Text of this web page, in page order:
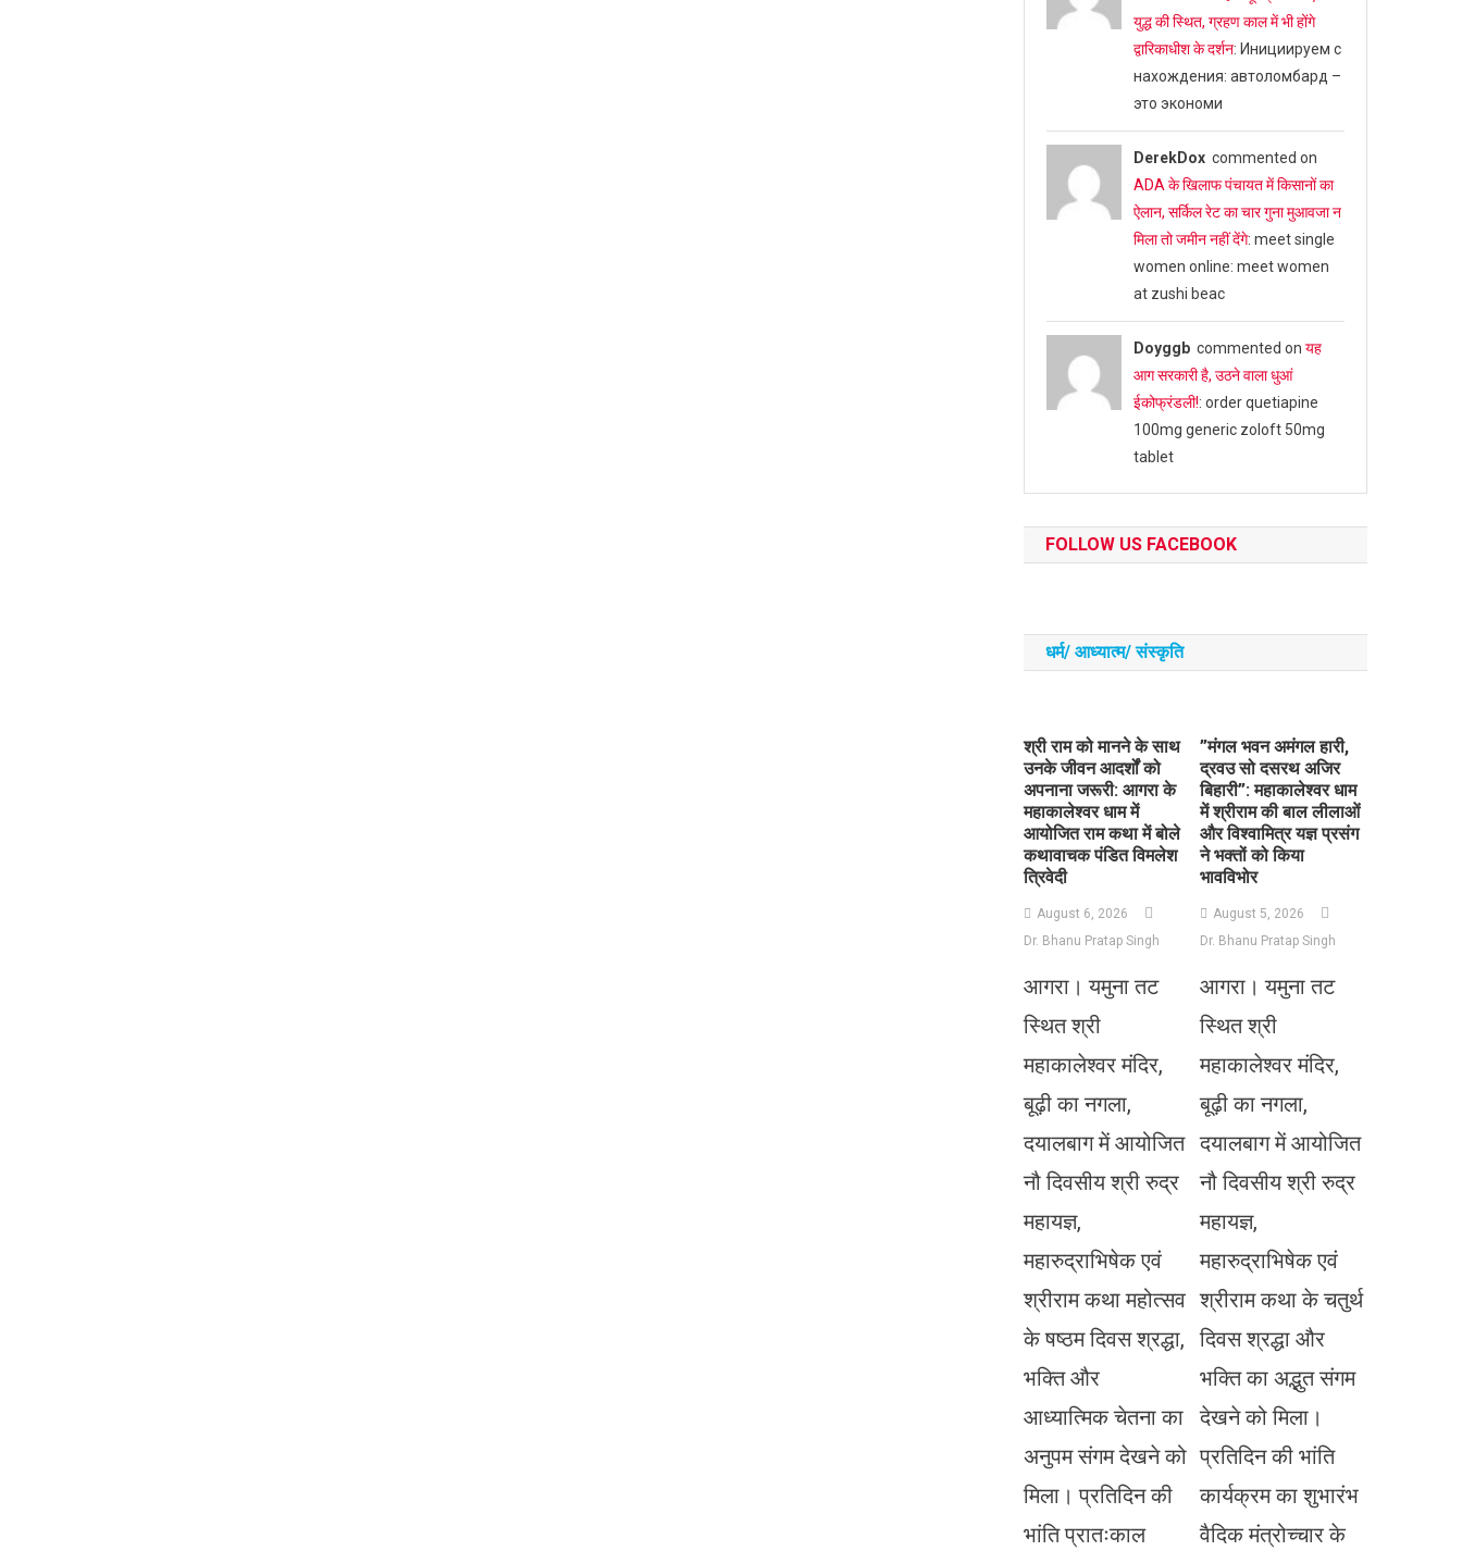
युद्ध की स्थित, ग्रहण काल में भी होंगे
द्वारिकाधीश के दर्शन: Инициируем с
нахождения: автоломбард –
это экономи
DerekDoxcommented on
ADA के खिलाफ पंचायत में किसानों का
ऐलान, सर्किल रेट का चार गुना मुआवजा न
मिला तो जमीन नहीं देंगे: meet single
women online: meet women
at zushi beac
Doyggbcommented on यह
आग सरकारी है, उठने वाला धुआं
ईकोफ्रंडली!: order quetiapine
100mg generic zoloft 50mg
tablet
FOLLOW US FACEBOOK
धर्म/ आध्‍यात्‍म/ संस्‍कृति
​श्री राम को मानने के साथ
उनके जीवन आदर्शों को
अपनाना जरूरी: आगरा के
महाकालेश्वर धाम में
आयोजित राम कथा में बोले
कथावाचक पंडित विमलेश
त्रिवेदी
August 6, 2026
Dr. Bhanu Pratap Singh
आगरा। यमुना तट
स्थित श्री
महाकालेश्वर मंदिर,
बूढ़ी का नगला,
दयालबाग में आयोजित
नौ दिवसीय श्री रुद्र
महायज्ञ,
महारुद्राभिषेक एवं
श्रीराम कथा महोत्सव
के षष्ठम दिवस श्रद्धा,
भक्ति और
आध्यात्मिक चेतना का
अनुपम संगम देखने को
मिला। प्रतिदिन की
भांति प्रातःकाल
​”मंगल भवन अमंगल हारी,
द्रवउ सो दसरथ अजिर
बिहारी”: महाकालेश्वर धाम
में श्रीराम की बाल लीलाओं
और विश्वामित्र यज्ञ प्रसंग
ने भक्तों को किया
भावविभोर
August 5, 2026
Dr. Bhanu Pratap Singh
आगरा। यमुना तट
स्थित श्री
महाकालेश्वर मंदिर,
बूढ़ी का नगला,
दयालबाग में आयोजित
नौ दिवसीय श्री रुद्र
महायज्ञ,
महारुद्राभिषेक एवं
श्रीराम कथा के चतुर्थ
दिवस श्रद्धा और
भक्ति का अद्भुत संगम
देखने को मिला।
प्रतिदिन की भांति
कार्यक्रम का शुभारंभ
वैदिक मंत्रोच्चार के